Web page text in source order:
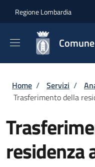
Regione Lombardia
Briciole di
Home / Servizi /
Trasferimento della
residenza